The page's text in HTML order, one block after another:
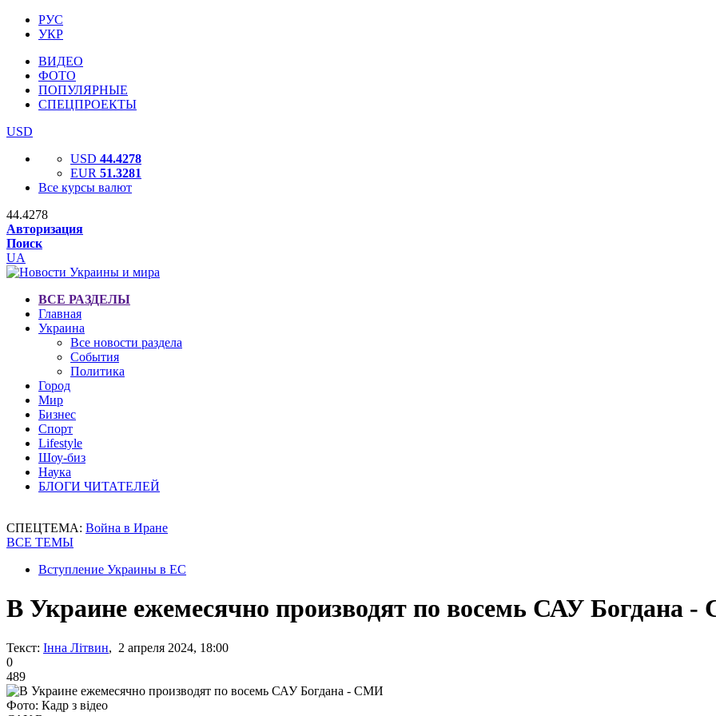
РУС
УКР
ВИДЕО
ФОТО
ПОПУЛЯРНЫЕ
СПЕЦПРОЕКТЫ
USD
USD 44.4278
EUR 51.3281
Все курсы валют
44.4278
Авторизация
Поиск
UA
ВСЕ РАЗДЕЛЫ
Главная
Украина
Все новости раздела
События
Политика
Город
Мир
Бизнес
Спорт
Lifestyle
Шоу-биз
Наука
БЛОГИ ЧИТАТЕЛЕЙ
СПЕЦТЕМА: Война в Иране
ВСЕ ТЕМЫ
Вступление Украины в ЕС
В Украине ежемесячно производят по восемь САУ Богдана
Текст: Інна Літвин, 2 апреля 2024, 18:00
0
489
Фото: Кадр з відео